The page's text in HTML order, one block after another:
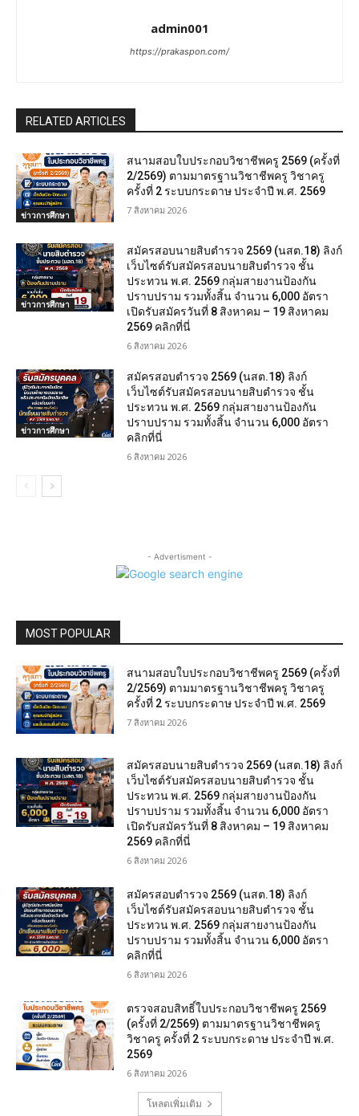
admin001
https://prakaspon.com/
RELATED ARTICLES
ข่าวการศึกษา
สนามสอบใบประกอบวิชาชีพครู 2569 (ครั้งที่
2/2569) ตามมาตรฐานวิชาชีพครู วิชาครู
ครั้งที่ 2 ระบบกระดาษ ประจำปี พ.ศ. 2569
7 สิงหาคม 2026
ข่าวการศึกษา
สมัครสอบนายสิบตำรวจ 2569 (นสต.18) ลิงก์
เว็บไซต์รับสมัครสอบนายสิบตำรวจ ชั้น
ประทวน พ.ศ. 2569 กลุ่มสายงานป้องกัน
ปราบปราม รวมทั้งสิ้น จำนวน 6,000 อัตรา
เปิดรับสมัครวันที่ 8 สิงหาคม – 19 สิงหาคม
2569 คลิกที่นี่
6 สิงหาคม 2026
ข่าวการศึกษา
สมัครสอบตํารวจ 2569 (นสต.18) ลิงก์
เว็บไซต์รับสมัครสอบนายสิบตำรวจ ชั้น
ประทวน พ.ศ. 2569 กลุ่มสายงานป้องกัน
ปราบปราม รวมทั้งสิ้น จำนวน 6,000 อัตรา
คลิกที่นี่
6 สิงหาคม 2026
- Advertisment -
MOST POPULAR
สนามสอบใบประกอบวิชาชีพครู 2569 (ครั้งที่
2/2569) ตามมาตรฐานวิชาชีพครู วิชาครู
ครั้งที่ 2 ระบบกระดาษ ประจำปี พ.ศ. 2569
7 สิงหาคม 2026
สมัครสอบนายสิบตำรวจ 2569 (นสต.18) ลิงก์
เว็บไซต์รับสมัครสอบนายสิบตำรวจ ชั้น
ประทวน พ.ศ. 2569 กลุ่มสายงานป้องกัน
ปราบปราม รวมทั้งสิ้น จำนวน 6,000 อัตรา
เปิดรับสมัครวันที่ 8 สิงหาคม – 19 สิงหาคม
2569 คลิกที่นี่
6 สิงหาคม 2026
สมัครสอบตํารวจ 2569 (นสต.18) ลิงก์
เว็บไซต์รับสมัครสอบนายสิบตำรวจ ชั้น
ประทวน พ.ศ. 2569 กลุ่มสายงานป้องกัน
ปราบปราม รวมทั้งสิ้น จำนวน 6,000 อัตรา
คลิกที่นี่
6 สิงหาคม 2026
ตรวจสอบสิทธิ์ใบประกอบวิชาชีพครู 2569
(ครั้งที่ 2/2569) ตามมาตรฐานวิชาชีพครู
วิชาครู ครั้งที่ 2 ระบบกระดาษ ประจำปี พ.ศ.
2569
6 สิงหาคม 2026
โหลดเพิ่มเติม